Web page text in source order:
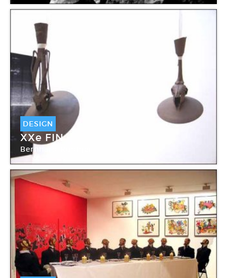
DESIGN
XXe FIN
Bernhard Rüdiger